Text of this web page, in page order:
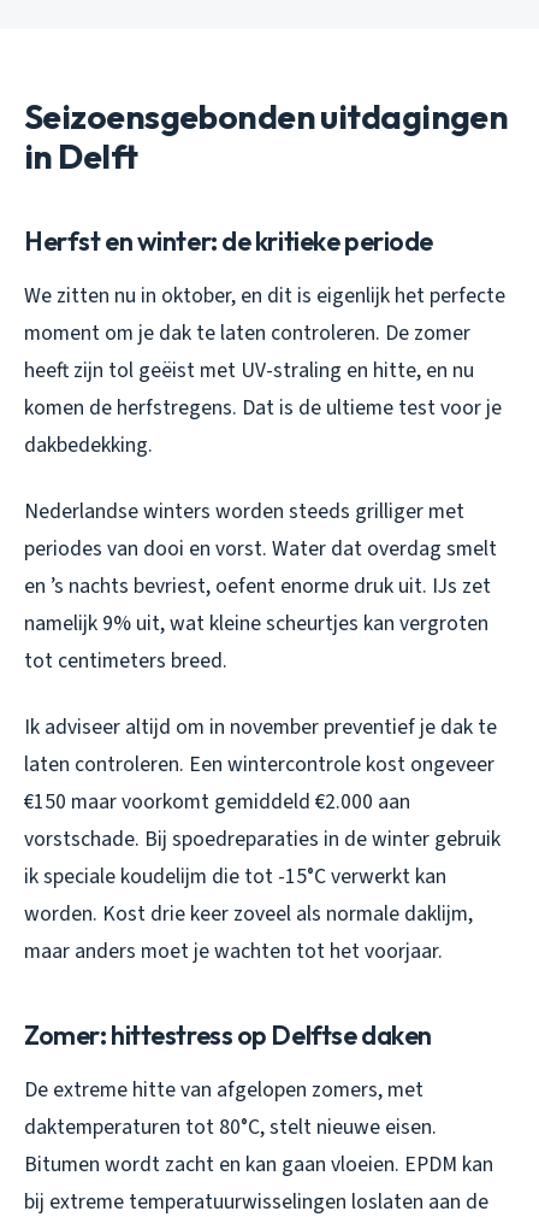
Seizoensgebonden uitdagingen
in Delft
Herfst en winter: de kritieke periode
We zitten nu in oktober, en dit is eigenlijk het perfecte
moment om je dak te laten controleren. De zomer
heeft zijn tol geëist met UV-straling en hitte, en nu
komen de herfstregens. Dat is de ultieme test voor je
dakbedekking.
Nederlandse winters worden steeds grilliger met
periodes van dooi en vorst. Water dat overdag smelt
en ’s nachts bevriest, oefent enorme druk uit. IJs zet
namelijk 9% uit, wat kleine scheurtjes kan vergroten
tot centimeters breed.
Ik adviseer altijd om in november preventief je dak te
laten controleren. Een wintercontrole kost ongeveer
€150 maar voorkomt gemiddeld €2.000 aan
vorstschade. Bij spoedreparaties in de winter gebruik
ik speciale koudelijm die tot -15°C verwerkt kan
worden. Kost drie keer zoveel als normale daklijm,
maar anders moet je wachten tot het voorjaar.
Zomer: hittestress op Delftse daken
De extreme hitte van afgelopen zomers, met
daktemperaturen tot 80°C, stelt nieuwe eisen.
Bitumen wordt zacht en kan gaan vloeien. EPDM kan
bij extreme temperatuurwisselingen loslaten aan de